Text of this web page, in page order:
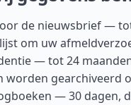
de nieuwsbrief —
om uw
— tot 24
worden gearchiveerd
— 30 dagen,